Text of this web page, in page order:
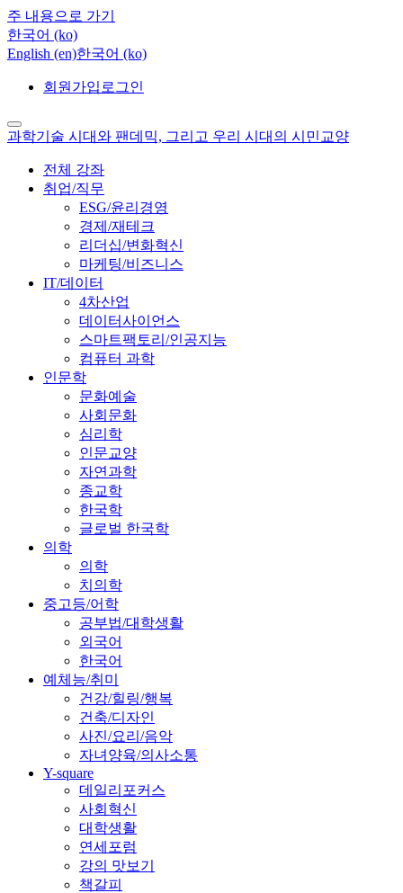
주 내용으로 가기
한국어 ‎(ko)‎
English ‎(en)‎한국어 ‎(ko)‎
회원가입 로그인
과학기술 시대와 팬데믹, 그리고 우리 시대의 시민교양
전체 강좌
취업/직무
ESG/윤리경영
경제/재테크
리더십/변화혁신
마케팅/비즈니스
IT/데이터
4차산업
데이터사이언스
스마트팩토리/인공지능
컴퓨터 과학
인문학
문화예술
사회문화
심리학
인문교양
자연과학
종교학
한국학
글로벌 한국학
의학
의학
치의학
중고등/어학
공부법/대학생활
외국어
한국어
예체능/취미
건강/힐링/행복
건축/디자인
사진/요리/음악
자녀양육/의사소통
Y-square
데일리포커스
사회혁신
대학생활
연세포럼
강의 맛보기
책갈피